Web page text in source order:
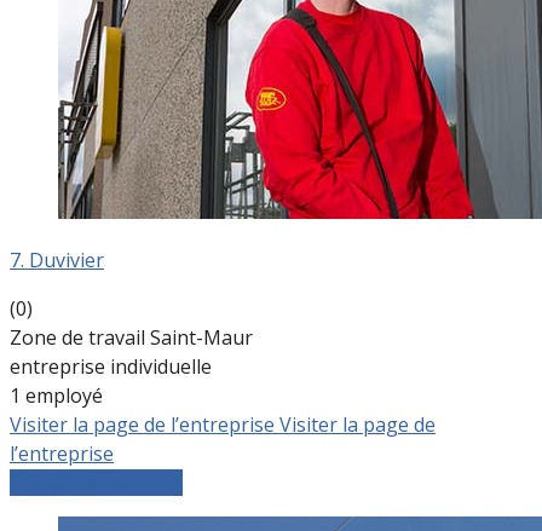
7. Duvivier
(0)
Zone de travail Saint-Maur
entreprise individuelle
1 employé
Visiter la page de l’entreprise Visiter la page de
l’entreprise